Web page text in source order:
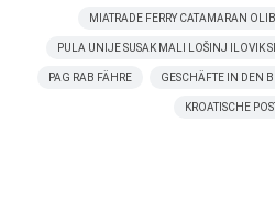
Treffen Sie Kroatien
MIATRADE FERRY CATAMARAN
PULA UNIJE SUSAK MALI LOŠINJ ILOVIK
PAG RAB FÄHRE GESCHÄFTE IN DEN
KROATISCHE